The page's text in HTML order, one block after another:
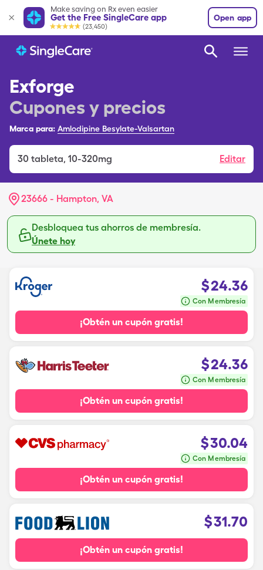
Make saving on Rx even easier
Get the Free SingleCare app
(23,450)
Open app
Exforge
Cupones y precios
Marca para: Amlodipine Besylate-Valsartan
30 tableta, 10-320mg Editar
23666 - Hampton, VA
Desbloquea tus ahorros de membresía.
Únete hoy
$24.36
Con Membresía
¡Obtén un cupón gratis!
$24.36
Con Membresía
¡Obtén un cupón gratis!
$30.04
Con Membresía
¡Obtén un cupón gratis!
$31.70
¡Obtén un cupón gratis!